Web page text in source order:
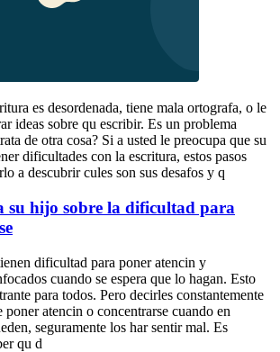
es desordenada, tiene mala ortografa, o le
ideas sobre qu escribir. Es un problema
de otra cosa? Si a usted le preocupa que su
dificultades con la escritura, estos pasos
a descubrir cules son sus desafos y q
su hijo sobre la dificultad para
dificultad para poner atencin y
cuando se espera que lo hagan. Esto
para todos. Pero decirles constantemente
poner atencin o concentrarse cuando en
seguramente los har sentir mal. Es
qu d